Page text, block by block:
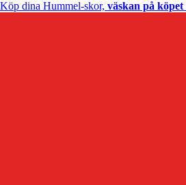
Köp dina Hummel-skor, väskan på köpet